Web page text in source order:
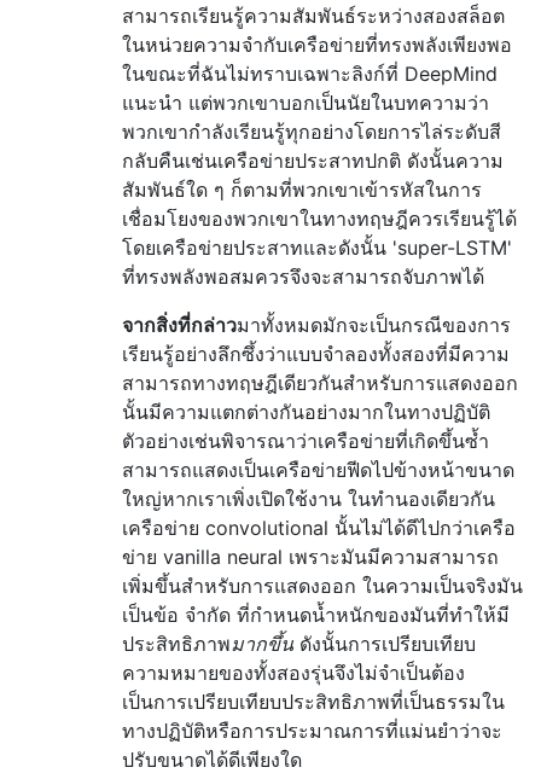
สามารถเรียนรู้ความสัมพันธ์ระหว่างสองสล็อต
ในหน่วยความจำกับเครือข่ายที่ทรงพลังเพียงพอ
ในขณะที่ฉันไม่ทราบเฉพาะลิงก์ที่ DeepMind
แนะนำ แต่พวกเขาบอกเป็นนัยในบทความว่า
พวกเขากำลังเรียนรู้ทุกอย่างโดยการไล่ระดับสี
กลับคืนเช่นเครือข่ายประสาทปกติ ดังนั้นความ
สัมพันธ์ใด ๆ ก็ตามที่พวกเขาเข้ารหัสในการ
เชื่อมโยงของพวกเขาในทางทฤษฎีควรเรียนรู้ได้
โดยเครือข่ายประสาทและดังนั้น 'super-LSTM'
ที่ทรงพลังพอสมควรจึงจะสามารถจับภาพได้
จากสิ่งที่กล่าวมาทั้งหมดมักจะเป็นกรณีของการ
เรียนรู้อย่างลึกซึ้งว่าแบบจำลองทั้งสองที่มีความ
สามารถทางทฤษฎีเดียวกันสำหรับการแสดงออก
นั้นมีความแตกต่างกันอย่างมากในทางปฏิบัติ
ตัวอย่างเช่นพิจารณาว่าเครือข่ายที่เกิดขึ้นซ้ำ
สามารถแสดงเป็นเครือข่ายฟีดไปข้างหน้าขนาด
ใหญ่หากเราเพิ่งเปิดใช้งาน ในทำนองเดียวกัน
เครือข่าย convolutional นั้นไม่ได้ดีไปกว่าเครือ
ข่าย vanilla neural เพราะมันมีความสามารถ
เพิ่มขึ้นสำหรับการแสดงออก ในความเป็นจริงมัน
เป็นข้อ จำกัด ที่กำหนดน้ำหนักของมันที่ทำให้มี
ประสิทธิภาพมากขึ้น ดังนั้นการเปรียบเทียบ
ความหมายของทั้งสองรุ่นจึงไม่จำเป็นต้อง
เป็นการเปรียบเทียบประสิทธิภาพที่เป็นธรรมใน
ทางปฏิบัติหรือการประมาณการที่แม่นยำว่าจะ
ปรับขนาดได้ดีเพียงใด